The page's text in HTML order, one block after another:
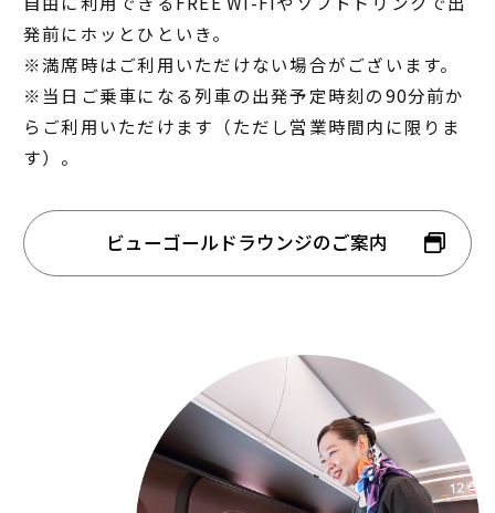
発前にホッとひといき。
※満席時はご利用いただけない場合がございます。
※当日ご乗車になる列車の出発予定時刻の90分前か
らご利用いただけます（ただし営業時間内に限りま
す）。
ビューゴールドラウンジのご案内